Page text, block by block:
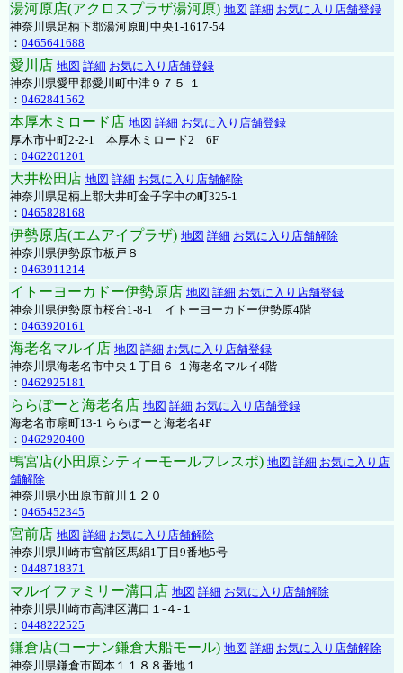
湯河原店(アクロスプラザ湯河原) 地図 詳細 お気に入り店舗登録
神奈川県足柄下郡湯河原町中央1-1617-54
： 0465641688
愛川店 地図 詳細 お気に入り店舗登録
神奈川県愛甲郡愛川町中津９７５-１
： 0462841562
本厚木ミロード店 地図 詳細 お気に入り店舗登録
厚木市中町2-2-1 本厚木ミロード2 6F
： 0462201201
大井松田店 地図 詳細 お気に入り店舗解除
神奈川県足柄上郡大井町金子字中の町325-1
： 0465828168
伊勢原店(エムアイプラザ) 地図 詳細 お気に入り店舗解除
神奈川県伊勢原市板戸８
： 0463911214
イトーヨーカドー伊勢原店 地図 詳細 お気に入り店舗登録
神奈川県伊勢原市桜台1-8-1 イトーヨーカドー伊勢原4階
： 0463920161
海老名マルイ店 地図 詳細 お気に入り店舗登録
神奈川県海老名市中央１丁目６-１海老名マルイ4階
： 0462925181
ららぽーと海老名店 地図 詳細 お気に入り店舗登録
海老名市扇町13-1 ららぽーと海老名4F
： 0462920400
鴨宮店(小田原シティーモールフレスポ) 地図 詳細 お気に入り店
舗解除
神奈川県小田原市前川１２０
： 0465452345
宮前店 地図 詳細 お気に入り店舗解除
神奈川県川崎市宮前区馬絹1丁目9番地5号
： 0448718371
マルイファミリー溝口店 地図 詳細 お気に入り店舗解除
神奈川県川崎市高津区溝口１-４-１
： 0448222525
鎌倉店(コーナン鎌倉大船モール) 地図 詳細 お気に入り店舗解除
神奈川県鎌倉市岡本１１８８番地１